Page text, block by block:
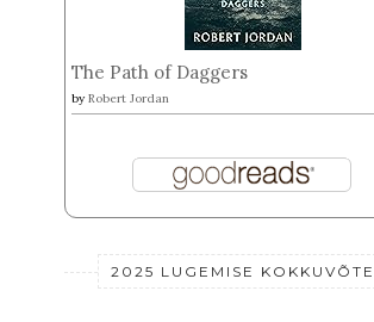
The Path of Daggers
by Robert Jordan
2025 LUGEMISE KOKKUVÕTE